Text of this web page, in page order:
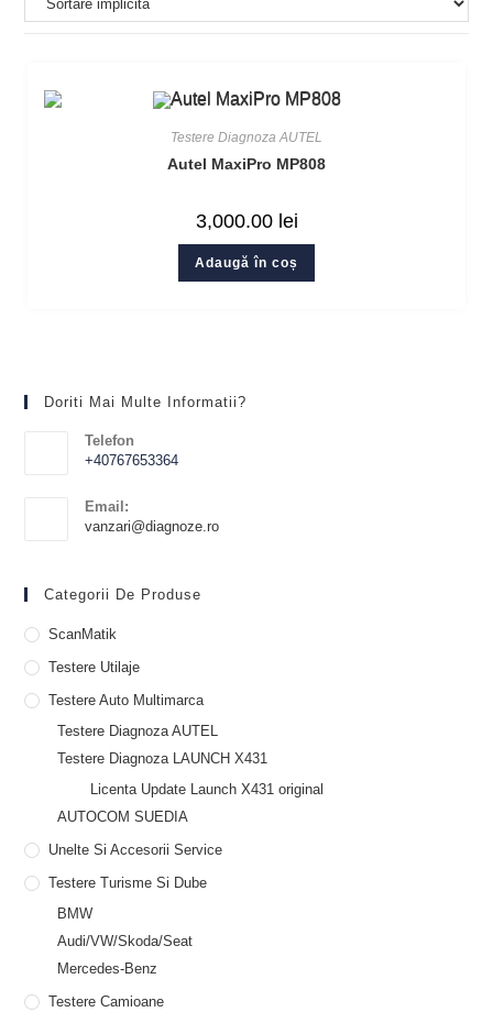
Testere Diagnoza AUTEL
Autel MaxiPro MP808
3,000.00 lei
Adaugă în coș
Doriti Mai Multe Informatii?
Telefon
+40767653364
Email:
vanzari@diagnoze.ro
Categorii De Produse
ScanMatik
Testere Utilaje
Testere Auto Multimarca
Testere Diagnoza AUTEL
Testere Diagnoza LAUNCH X431
Licenta Update Launch X431 original
AUTOCOM SUEDIA
Unelte Si Accesorii Service
Testere Turisme Si Dube
BMW
Audi/VW/Skoda/Seat
Mercedes-Benz
Testere Camioane